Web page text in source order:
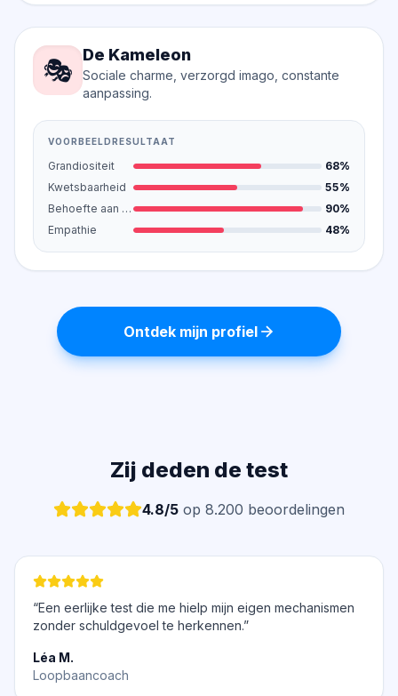
🎭 De Kameleon
Sociale charme, verzorgd imago, constante
aanpassing.
VOORBEELDRESULTAAT
Grandiositeit
68%
Kwetsbaarheid
55%
Behoefte aan bewondering
90%
Empathie
48%
Ontdek mijn profiel
Zij deden de test
4.8/5 op 8.200 beoordelingen
“Een eerlijke test die me hielp mijn eigen mechanismen
zonder schuldgevoel te herkennen.”
Léa M.
Loopbaancoach